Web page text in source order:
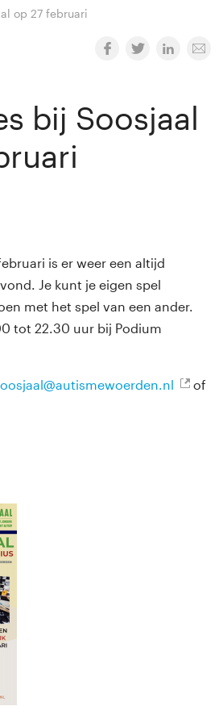
op 27 februari
bij Soosjaal
is er weer een altijd
Je kunt je eigen spel
met het spel van een ander.
tot 22.30 uur bij Podium
of